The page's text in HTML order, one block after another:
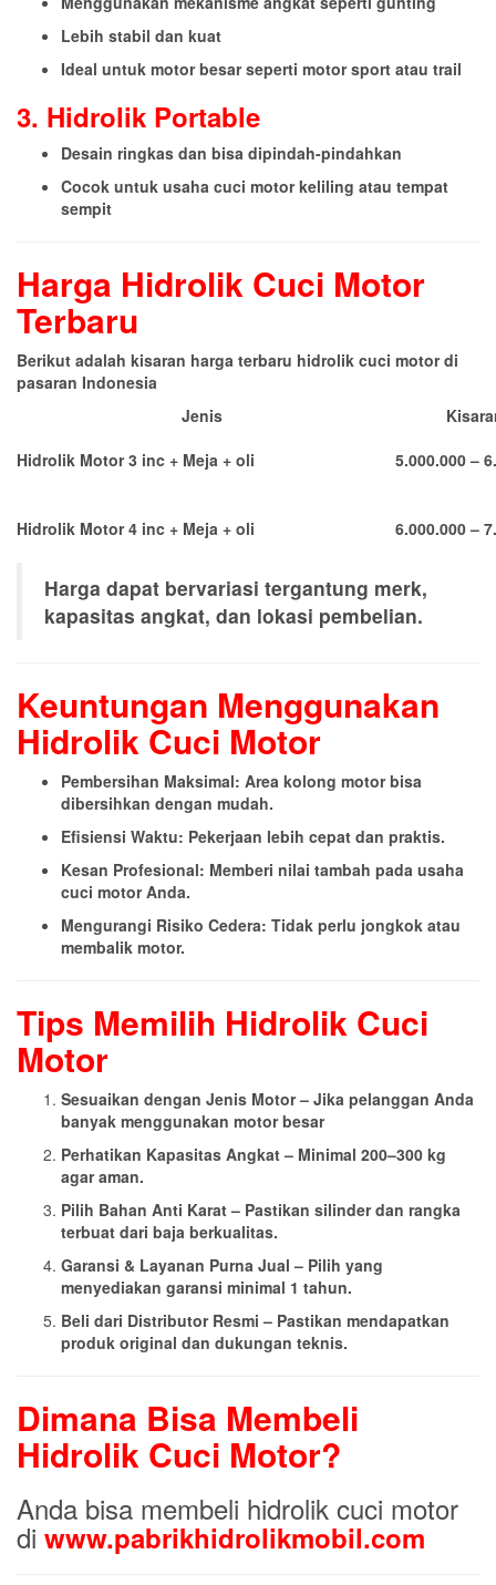
Lebih stabil dan kuat
Ideal untuk motor besar seperti motor sport atau trail
3. Hidrolik Portable
Desain ringkas dan bisa dipindah-pindahkan
Cocok untuk usaha cuci motor keliling atau tempat
sempit
Harga Hidrolik Cuci Motor
Terbaru
Berikut adalah kisaran harga terbaru hidrolik cuci motor di
pasaran Indonesia
Jenis
Hidrolik Motor 3 inc + Meja + oli
5.000.000 –
Hidrolik Motor 4 inc + Meja + oli 6.000.000 –
Harga dapat bervariasi tergantung merk,
kapasitas angkat, dan lokasi pembelian.
Keuntungan Menggunakan
Hidrolik Cuci Motor
Pembersihan Maksimal: Area kolong motor bisa
dibersihkan dengan mudah.
Efisiensi Waktu: Pekerjaan lebih cepat dan praktis.
Kesan Profesional: Memberi nilai tambah pada usaha
cuci motor Anda.
Mengurangi Risiko Cedera: Tidak perlu jongkok atau
membalik motor.
Tips Memilih Hidrolik Cuci
Motor
Sesuaikan dengan Jenis Motor – Jika pelanggan Anda
banyak menggunakan motor besar
Perhatikan Kapasitas Angkat – Minimal 200–300 kg
agar aman.
Pilih Bahan Anti Karat – Pastikan silinder dan rangka
terbuat dari baja berkualitas.
Garansi & Layanan Purna Jual – Pilih yang
menyediakan garansi minimal 1 tahun.
Beli dari Distributor Resmi – Pastikan mendapatkan
produk original dan dukungan teknis.
Dimana Bisa Membeli
Hidrolik Cuci Motor?
Anda bisa membeli hidrolik cuci motor
di www.pabrikhidrolikmobil.com